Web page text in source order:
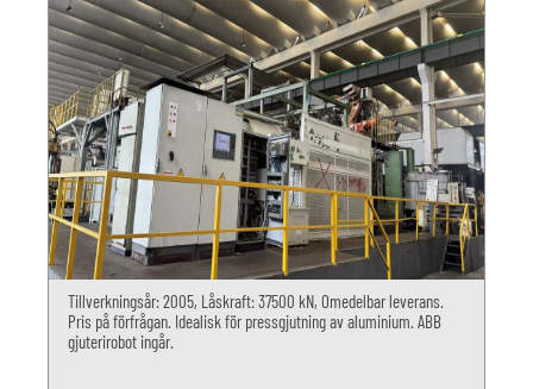
Tillverkningsår: 2005, Låskraft: 37500 kN, Omedelbar leverans.
Pris på förfrågan. Idealisk för pressgjutning av aluminium. ABB
gjuterirobot ingår.